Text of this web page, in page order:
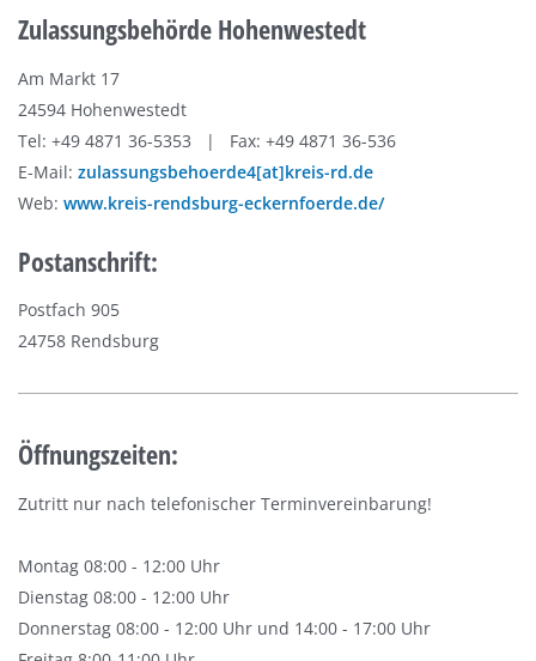
Zulassungsbehörde Hohenwestedt
Am Markt 17
24594 Hohenwestedt
Tel: +49 4871 36-5353 | Fax: +49 4871 36-536
E-Mail: zulassungsbehoerde4[at]kreis-rd.de
Web: www.kreis-rendsburg-eckernfoerde.de/
Postanschrift:
Postfach 905
24758 Rendsburg
Öffnungszeiten:
Zutritt nur nach telefonischer Terminvereinbarung!
Montag 08:00 - 12:00 Uhr
Dienstag 08:00 - 12:00 Uhr
Donnerstag 08:00 - 12:00 Uhr und 14:00 - 17:00 Uhr